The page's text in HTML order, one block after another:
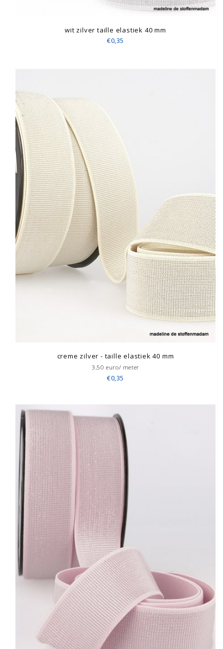
wit zilver taille elastiek 40 mm
€0,35
creme zilver - taille elastiek 40 mm
3,50 euro/ meter
€0,35